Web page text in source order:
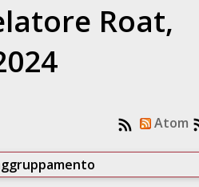
Roat,
Atom